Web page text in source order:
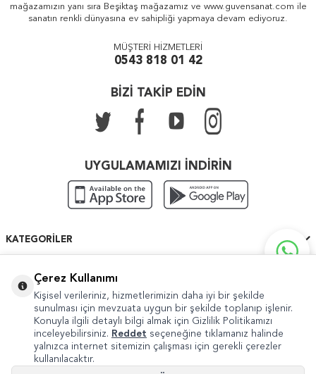
mağazamızın yanı sıra Beşiktaş mağazamız ve www.guvensanat.com ile
sanatın renkli dünyasına ev sahipliği yapmaya devam ediyoruz.
MÜŞTERİ HİZMETLERİ
0543 818 01 42
BİZİ TAKİP EDİN
UYGULAMAMIZI İNDİRİN
KATEGORILER
HIZLI ERIŞIM
Çerez Kullanımı
Kişisel verileriniz, hizmetlerimizin daha iyi bir şekilde
sunulması için mevzuata uygun bir şekilde toplanıp işlenir.
Konuyla ilgili detaylı bilgi almak için Gizlilik Politikamızı
inceleyebilirsiniz. Reddet seçeneğine tıklamanız halinde
yalnızca internet sitemizin çalışması için gerekli çerezler
kullanılacaktır.